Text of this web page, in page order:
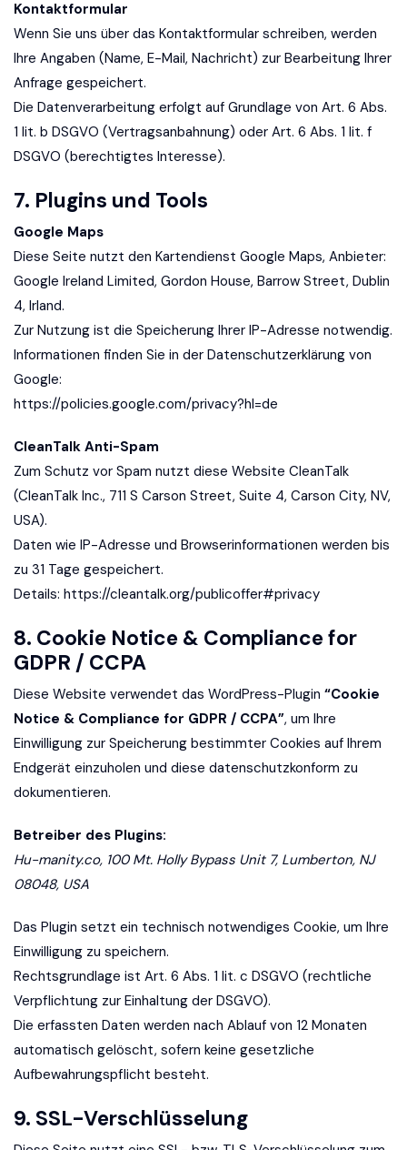
Kontaktformular
Wenn Sie uns über das Kontaktformular schreiben, werden
Ihre Angaben (Name, E-Mail, Nachricht) zur Bearbeitung Ihrer
Anfrage gespeichert.
Die Datenverarbeitung erfolgt auf Grundlage von Art. 6 Abs.
1 lit. b DSGVO (Vertragsanbahnung) oder Art. 6 Abs. 1 lit. f
DSGVO (berechtigtes Interesse).
7. Plugins und Tools
Google Maps
Diese Seite nutzt den Kartendienst Google Maps, Anbieter:
Google Ireland Limited, Gordon House, Barrow Street, Dublin
4, Irland.
Zur Nutzung ist die Speicherung Ihrer IP-Adresse notwendig.
Informationen finden Sie in der Datenschutzerklärung von
Google:
https://policies.google.com/privacy?hl=de
CleanTalk Anti-Spam
Zum Schutz vor Spam nutzt diese Website CleanTalk
(CleanTalk Inc., 711 S Carson Street, Suite 4, Carson City, NV,
USA).
Daten wie IP-Adresse und Browserinformationen werden bis
zu 31 Tage gespeichert.
Details: https://cleantalk.org/publicoffer#privacy
8. Cookie Notice & Compliance for
GDPR / CCPA
Diese Website verwendet das WordPress-Plugin “Cookie
Notice & Compliance for GDPR / CCPA”, um Ihre
Einwilligung zur Speicherung bestimmter Cookies auf Ihrem
Endgerät einzuholen und diese datenschutzkonform zu
dokumentieren.
Betreiber des Plugins:
Hu-manity.co, 100 Mt. Holly Bypass Unit 7, Lumberton, NJ
08048, USA
Das Plugin setzt ein technisch notwendiges Cookie, um Ihre
Einwilligung zu speichern.
Rechtsgrundlage ist Art. 6 Abs. 1 lit. c DSGVO (rechtliche
Verpflichtung zur Einhaltung der DSGVO).
Die erfassten Daten werden nach Ablauf von 12 Monaten
automatisch gelöscht, sofern keine gesetzliche
Aufbewahrungspflicht besteht.
9. SSL-Verschlüsselung